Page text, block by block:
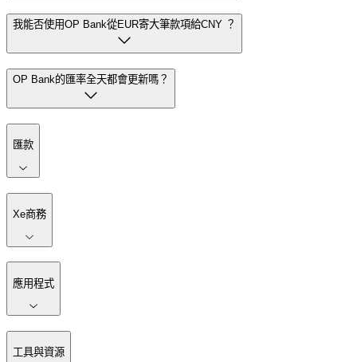
我能否使用OP Bank從EUR寄大筆款項給CNY ？
OP Bank的匯率全天都會更新嗎？
匯款
Xe商務
應用程式
工具與資源